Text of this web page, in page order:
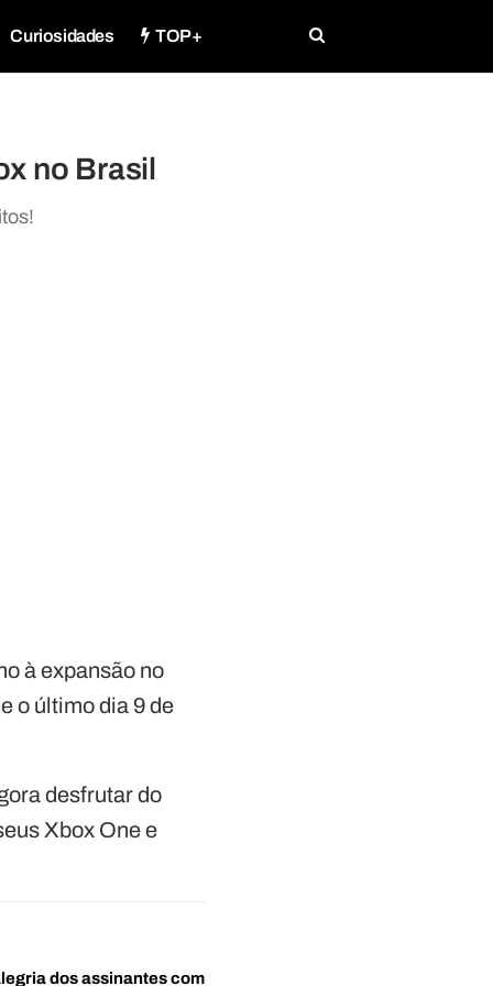
Curiosidades TOP+
no Brasil
à expansão no
o último dia 9 de
desfrutar do
Xbox One e
dos assinantes com